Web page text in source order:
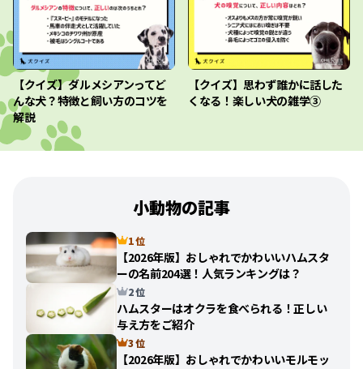
【クイズ】ダルメシアンってど
んな犬？特徴と飼い方のコツを
解説
【クイズ】思わず誰かに話した
くなる！楽しい犬の雑学③
小動物の記事
1 位
【2026年版】おしゃれでかわいいハムスタ
ーの名前204選！人気ランキングは？
2 位
ハムスターはオクラを食べられる！正しい
与え方をご紹介
3 位
【2026年版】おしゃれでかわいいモルモッ